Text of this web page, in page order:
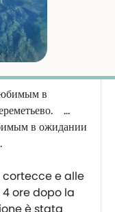
в ожидании
cortecce e alle
ore dopo la